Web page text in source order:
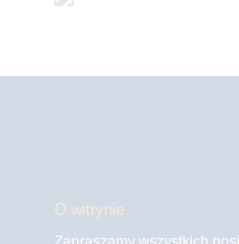
O witrynie